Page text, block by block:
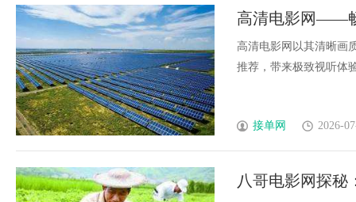
高清电影网——
高清电影网以其清晰画
推荐，带来极致视听体
接单网 2026-
八哥电影网探秘